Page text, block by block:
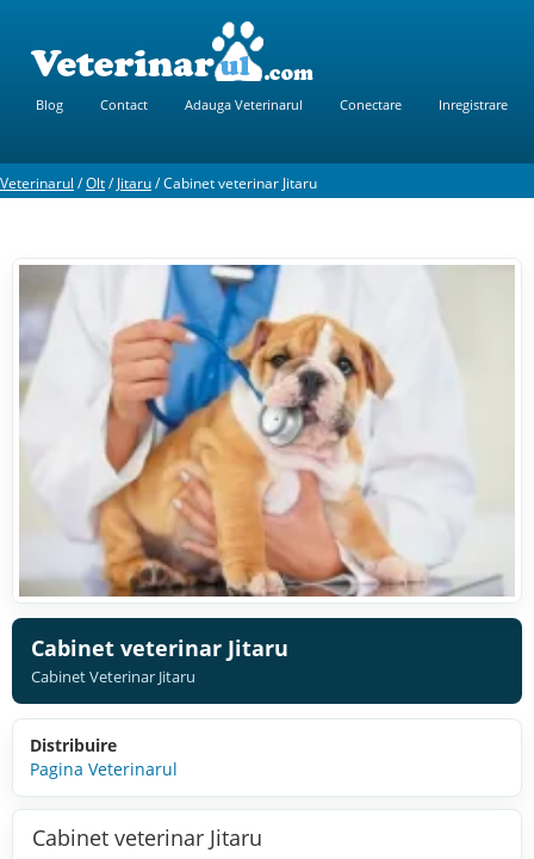
Blog Contact Adauga Veterinarul Conectare Inregistrare
Veterinarul /Olt/Jitaru/Cabinet veterinar Jitaru
Cabinet veterinar Jitaru
Cabinet Veterinar Jitaru
Distribuire
Pagina Veterinarul
Cabinet veterinar Jitaru